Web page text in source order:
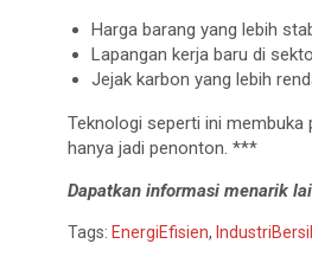
Harga barang yang lebih
Lapangan kerja baru di
Jejak karbon yang lebih
Teknologi seperti ini membuka
hanya jadi penonton. ***
Dapatkan informasi menarik
Tags: EnergiEfisien,